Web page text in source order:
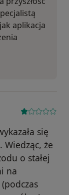
aplikacja
się
że
o stałej
na